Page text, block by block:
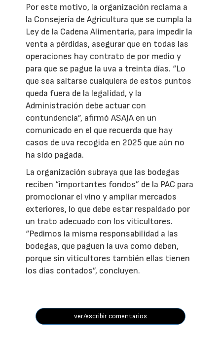
Por este motivo, la organización reclama a
la Consejería de Agricultura que se cumpla la
Ley de la Cadena Alimentaria, para impedir la
venta a pérdidas, asegurar que en todas las
operaciones hay contrato de por medio y
para que se pague la uva a treinta días. “Lo
que sea saltarse cualquiera de estos puntos
queda fuera de la legalidad, y la
Administración debe actuar con
contundencia”, afirmó ASAJA en un
comunicado en el que recuerda que hay
casos de uva recogida en 2025 que aún no
ha sido pagada.
La organización subraya que las bodegas
reciben “importantes fondos” de la PAC para
promocionar el vino y ampliar mercados
exteriores, lo que debe estar respaldado por
un trato adecuado con los viticultores.
“Pedimos la misma responsabilidad a las
bodegas, que paguen la uva como deben,
porque sin viticultores también ellas tienen
los días contados”, concluyen.
ver/escribir comentarios